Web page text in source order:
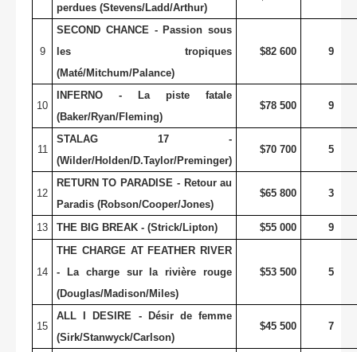
perdues (Stevens/Ladd/Arthur)
9
SECOND CHANCE - Passion sous
les tropiques
(Maté/Mitchum/Palance)
$82 600 9
10
INFERNO - La piste fatale
(Baker/Ryan/Fleming)
$78 500 9
11
STALAG 17 -
(Wilder/Holden/D.Taylor/Preminger)
$70 700 5
12
RETURN TO PARADISE - Retour au
Paradis (Robson/Cooper/Jones)
$65 800 3
13 THE BIG BREAK - (Strick/Lipton) $55 000 9
14
THE CHARGE AT FEATHER RIVER
- La charge sur la rivière rouge
(Douglas/Madison/Miles)
$53 500 5
15
ALL I DESIRE - Désir de femme
(Sirk/Stanwyck/Carlson)
$45 500 7